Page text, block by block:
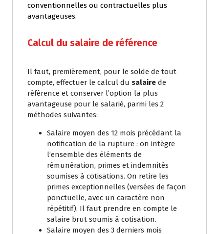
conventionnelles ou contractuelles plus
avantageuses.
Calcul du salaire de référence
Il faut, premièrement, pour le solde de tout
compte, effectuer le calcul du salaire de
référence et conserver l’option la plus
avantageuse pour le salarié, parmi les 2
méthodes suivantes:
Salaire moyen des 12 mois précédant la
notification de la rupture : on intègre
l’ensemble des éléments de
rémunération, primes et indemnités
soumises à cotisations. On retire les
primes exceptionnelles (versées de façon
ponctuelle, avec un caractère non
répétitif). Il faut prendre en compte le
salaire brut soumis à cotisation.
Salaire moyen des 3 derniers mois